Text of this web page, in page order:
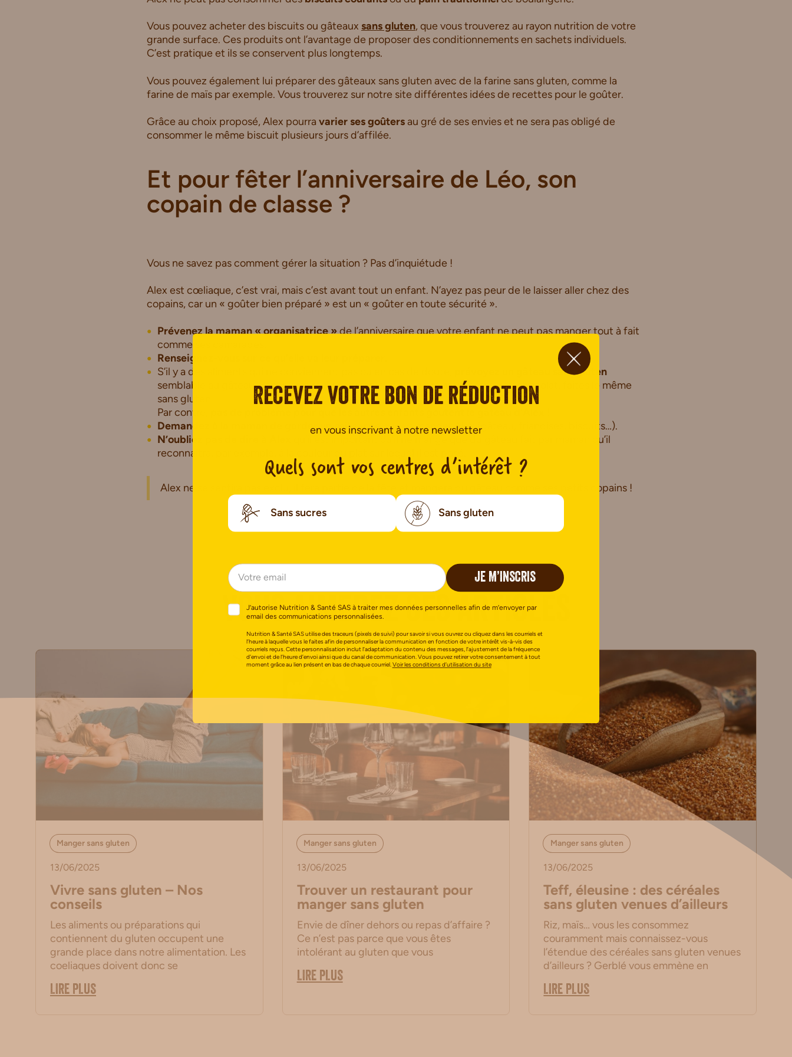
Vous pouvez acheter des biscuits ou gâteaux sans gluten, que vous trouverez au rayon nutrition de votre
grande surface. Ces produits ont l’avantage de proposer des conditionnements en sachets individuels.
C’est pratique et ils se conservent plus longtemps.
Vous pouvez également lui préparer des gâteaux sans gluten avec de la farine sans gluten, comme la
farine de maïs par exemple. Vous trouverez sur notre site différentes idées de recettes pour le goûter.
Grâce au choix proposé, Alex pourra varier ses goûtersau gré de ses envies et ne sera pas obligé de
consommer le même biscuit plusieurs jours d’affilée.
Et pour fêter l’anniversaire de Léo, son
copain de classe ?
Vous ne savez pas comment gérer la situation ? Pas d’inquiétude !
Alex est cœliaque, c’est vrai, mais c’est avant tout un enfant. N’ayez pas peur de le laisser aller chez des
copains, car un « goûter bien préparé » est un « goûter en toute sécurité ».
Prévenez la maman « organisatrice »de l’anniversaire que votre enfant ne peut pas manger tout à fait
comme ses camarades.
Renseignez-vous sur ce qu’elle va leur préparer.
S’il y a des aliments qui ne conviennent pas ou en cas de doute,
prévoyez un gâteau sans gluten
semblable au gâteau d’anniversaire. Par exemple, si elle a prévu un gâteau au chocolat, faites le même
sans gluten.
Par contre,
Demandez à la maman de garder un œilsur ce que va manger Alex (gâteau, friandises, biscuits…).
N’oubliez pas de dire à Alex
qu’il est important qu’il ne mange que du gâteau fait par maman qu’il
reconnaîtra, par exemple, à la couleur du plat sur lequel il est posé.
Alex ne se sentira pas exclu, il fera partie de la fête et mangera du gâteau comme ses petits copains !
Vous aimerez ces articles
Manger sans gluten
13/06/2025
Vivre sans gluten – Nos
conseils
Les aliments ou préparations qui
contiennent du gluten occupent une
grande place dans notre alimentation. Les
coeliaques doivent donc se
LIRE PLUS
Manger sans gluten
13/06/2025
Trouver un restaurant pour
manger sans gluten
Envie de dîner dehors ou repas d’affaire ?
Ce n’est pas parce que vous êtes
intolérant au gluten que vous
LIRE PLUS
Manger sans gluten
13/06/2025
Teff, éleusine : des céréales
sans gluten venues d’ailleurs
Riz, maïs… vous les consommez
couramment mais connaissez-vous
l’étendue des céréales sans gluten venues
d’ailleurs ? Gerblé vous emmène en
LIRE PLUS
Recevez votre bon de réduction
en vous inscrivant à notre newsletter
Quels sont vos centres d’intérêt ?
Sans sucres Sans gluten
JE M’INSCRIS
J’autorise Nutrition & Santé SAS à traiter mes données personnelles afin de m’envoyer par
email des communications personnalisées.
Nutrition & Santé SAS utilise des traceurs (pixels de suivi) pour savoir si vous ouvrez ou cliquez dans les courriels et
l’heure à laquelle vous le faites afin de personnaliser la communication en fonction de votre intérêt vis-à-vis des
courriels reçus. Cette personnalisation inclut l’adaptation du contenu des messages, l’ajustement de la fréquence
d’envoi et de l’heure d’envoi ainsi que du canal de communication. Vous pouvez retirer votre consentement à tout
moment grâce au lien présent en bas de chaque courriel.Voir les conditions d’utilisation du site